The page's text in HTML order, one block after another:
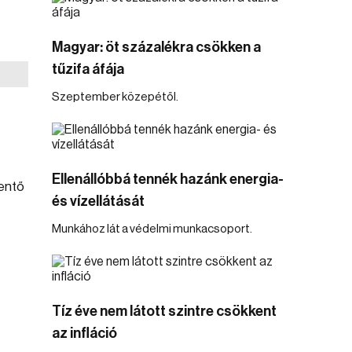
Magyar: öt százalékra csökken a
tűzifa áfája
Szeptember közepétől.
Ellenállóbbá tennék hazánk energia-
és vízellátását
Munkához lát a védelmi munkacsoport.
Tíz éve nem látott szintre csökkent
az infláció